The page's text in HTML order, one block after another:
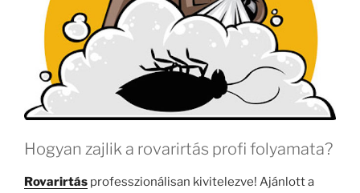
Hogyan zajlik a rovarirtás profi folyamata?
Rovarirtás professzionálisan kivitelezve! Ajánlott a